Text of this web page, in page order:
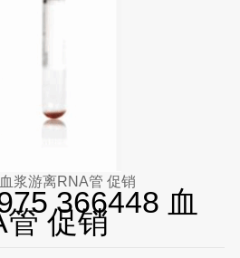
浆游离RNA管 促销
366448 血
促销